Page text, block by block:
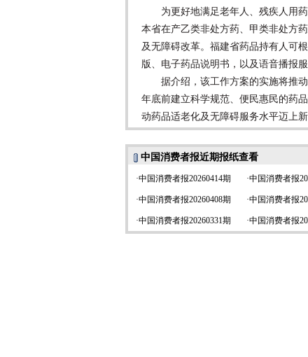
为更好地满足老年人、残疾人用药
本省在产乙类非处方药、甲类非处方
及无障碍改革。福建省药品持有人可
版、电子药品说明书，以及语音播报
据介绍，该工作方案的实施将推动
年底前建立科学规范、便民惠民的药
动药品适老化及无障碍服务水平迈上新
中国消费者报近期报纸查看
·中国消费者报20260414期 ·中国消费者报
·中国消费者报20260408期 ·中国消费者报
·中国消费者报20260331期 ·中国消费者报